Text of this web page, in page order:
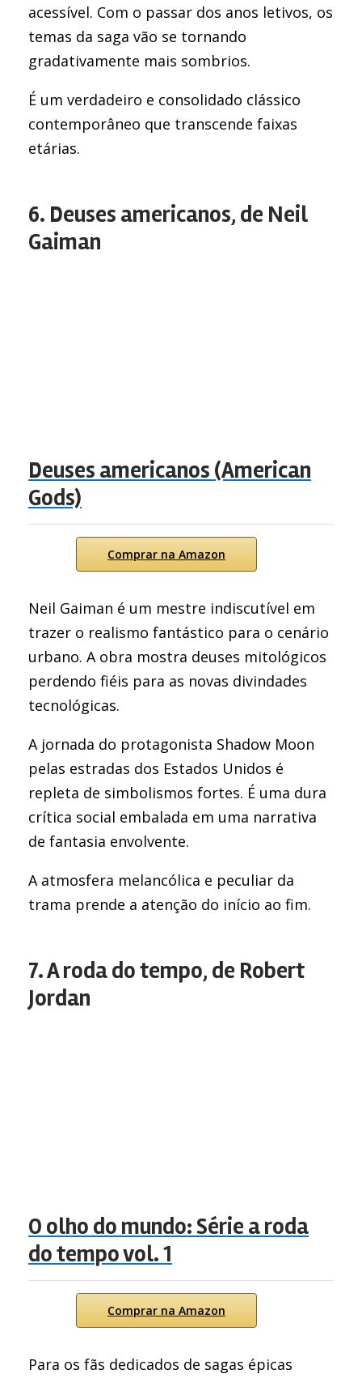
acessível. Com o passar dos anos letivos, os
temas da saga vão se tornando
gradativamente mais sombrios.
É um verdadeiro e consolidado clássico
contemporâneo que transcende faixas
etárias.
6. Deuses americanos, de Neil
Gaiman
Deuses americanos (American
Gods)
Comprar na Amazon
Neil Gaiman é um mestre indiscutível em
trazer o realismo fantástico para o cenário
urbano. A obra mostra deuses mitológicos
perdendo fiéis para as novas divindades
tecnológicas.
A jornada do protagonista Shadow Moon
pelas estradas dos Estados Unidos é
repleta de simbolismos fortes. É uma dura
crítica social embalada em uma narrativa
de fantasia envolvente.
A atmosfera melancólica e peculiar da
trama prende a atenção do início ao fim.
7. A roda do tempo, de Robert
Jordan
O olho do mundo: Série a roda
do tempo vol. 1
Comprar na Amazon
Para os fãs dedicados de sagas épicas